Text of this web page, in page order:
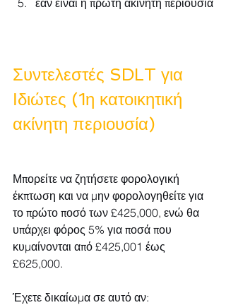
Συντελεστές SDLT για
Ιδιώτες (1η κατοικητική
ακίνητη περιουσία)
Μπορείτε να ζητήσετε φορολογική
έκπτωση και να μην φορολογηθείτε για
το πρώτο ποσό των £425,000, ενώ θα
υπάρχει φόρος 5% για ποσά που
κυμαίνονται από £425,001 έως
£625,000.
Έχετε δικαίωμα σε αυτό αν: